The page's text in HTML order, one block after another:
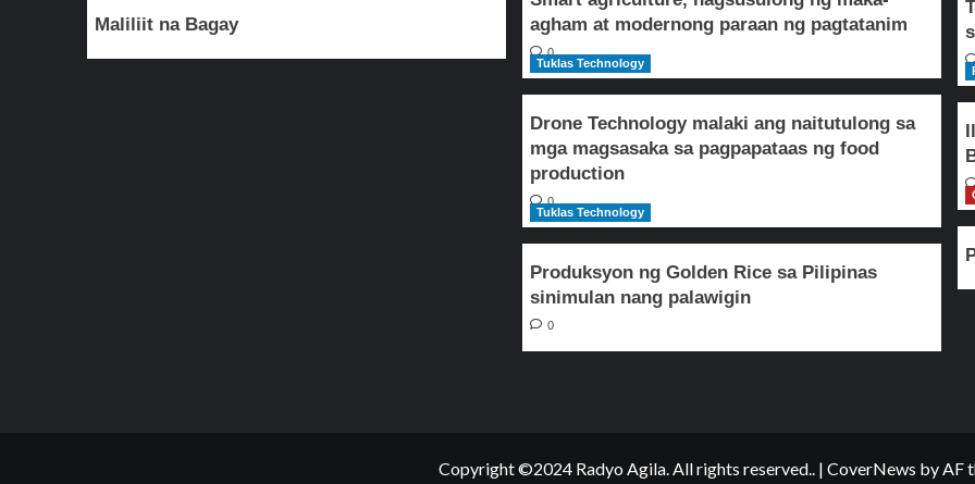
Maliliit na Bagay
agham at modernong paraan ng pagtatanim
0
Tuklas Technology
Drone Technology malaki ang naitutulong sa
mga magsasaka sa pagpapataas ng food
production
0
Tuklas Technology
Produksyon ng Golden Rice sa Pilipinas
sinimulan nang palawigin
0
Copyright ©2024 Radyo Agila. All rights reserved.. | CoverNews by AF